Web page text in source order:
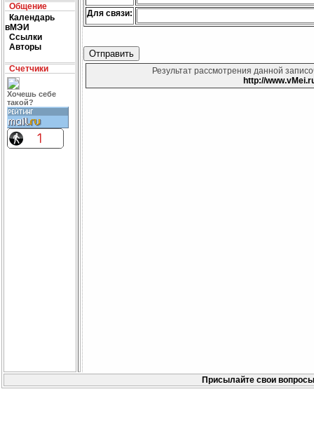
Общение
Календарь
вМЭИ
Ссылки
Авторы
Счетчики
Хочешь себе
такой?
Для связи:
Результат рассмотрения данной
http://
Присылайте свои